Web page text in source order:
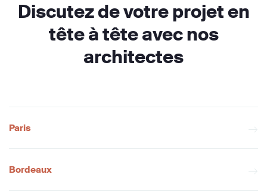
Discutez de votre projet en
tête à tête avec nos
architectes
Paris
Bordeaux